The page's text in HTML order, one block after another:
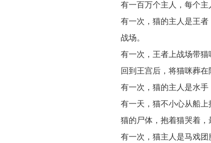
有一百万个主人，每个主
有一次，猫的主人是王
战场。
有一次，王者上战场带
回到王宫后，将猫咪葬在
有一次，猫的主人是水手
有一天，猫不小心从船上
猫的尸体，抱着猫哭着，
有一次，猫主人是马戏